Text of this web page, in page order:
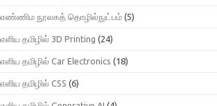
எண்ணிம நூலகத் தொழில்நுட்பம் (5)
எளிய தமிழில் 3D Printing (24)
எளிய தமிழில் Car Electronics (18)
எளிய தமிழில் CSS (6)